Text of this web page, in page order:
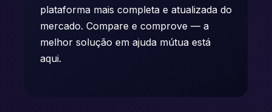
plataforma mais completa e atualizada do
mercado. Compare e comprove — a
melhor solução em ajuda mútua está
aqui.